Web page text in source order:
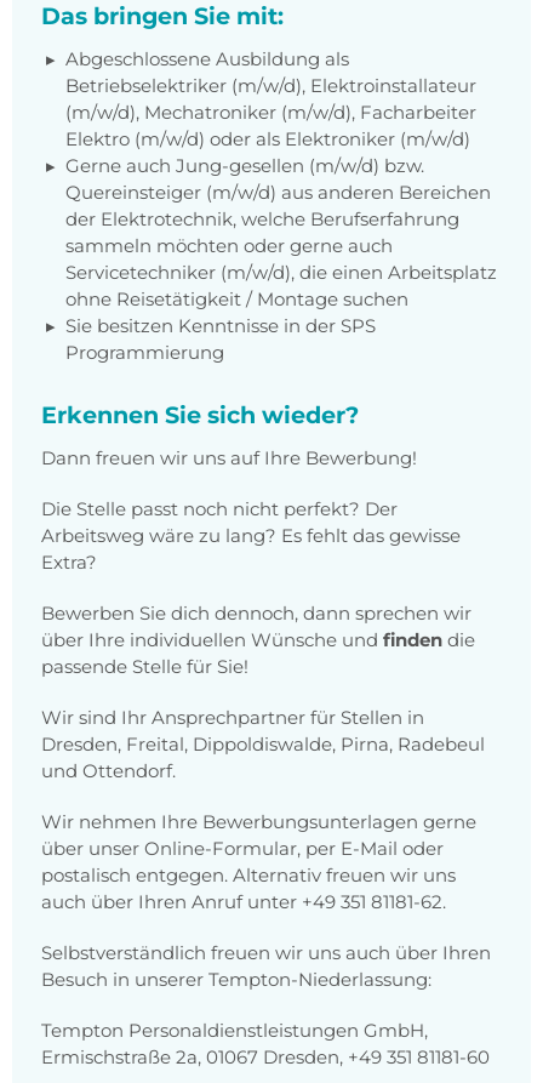
Das bringen Sie mit:
Abgeschlossene Ausbildung als
Betriebselektriker (m/w/d), Elektroinstallateur
(m/w/d), Mechatroniker (m/w/d), Facharbeiter
Elektro (m/w/d) oder als Elektroniker (m/w/d)
Gerne auch Jung-gesellen (m/w/d) bzw.
Quereinsteiger (m/w/d) aus anderen Bereichen
der Elektrotechnik, welche Berufserfahrung
sammeln möchten oder gerne auch
Servicetechniker (m/w/d), die einen Arbeitsplatz
ohne Reisetätigkeit / Montage suchen
Sie besitzen Kenntnisse in der SPS
Programmierung
Erkennen Sie sich wieder?
Dann freuen wir uns auf Ihre Bewerbung!
Die Stelle passt noch nicht perfekt? Der
Arbeitsweg wäre zu lang? Es fehlt das gewisse
Extra?
Bewerben Sie dich dennoch, dann sprechen wir
über Ihre individuellen Wünsche und finden die
passende Stelle für Sie!
Wir sind Ihr Ansprechpartner für Stellen in
Dresden, Freital, Dippoldiswalde, Pirna, Radebeul
und Ottendorf.
Wir nehmen Ihre Bewerbungsunterlagen gerne
über unser Online-Formular, per E-Mail oder
postalisch entgegen. Alternativ freuen wir uns
auch über Ihren Anruf unter +49 351 81181-62.
Selbstverständlich freuen wir uns auch über Ihren
Besuch in unserer Tempton-Niederlassung:
Tempton Personaldienstleistungen GmbH,
Ermischstraße 2a, 01067 Dresden, +49 351 81181-60